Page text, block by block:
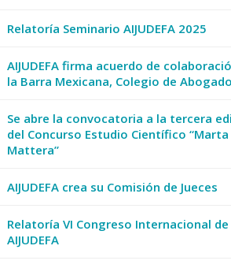
Relatoría Seminario AIJUDEFA 2025
AIJUDEFA firma acuerdo de
la Barra Mexicana, Colegio de
Se abre la convocatoria a la tercera
del Concurso Estudio Científico “Marta
Mattera”
AIJUDEFA crea su Comisión de Jueces
Relatoría VI Congreso Internacional de
AIJUDEFA